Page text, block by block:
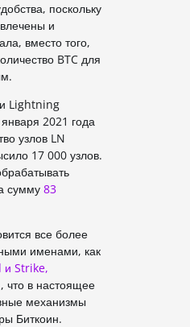
поскольку
и
вместо того,
BTC для
Lightning
2021 года
узлов LN
17 000 узлов.
сумму 83
все более
именами, как
и Strike,
что в настоящее
механизмы
Биткоин.